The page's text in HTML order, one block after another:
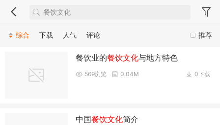
推荐
综合 下载 人气 评论
餐饮业的餐饮文化与地方特色
0下载
569浏览 0.04M
中国餐饮文化简介